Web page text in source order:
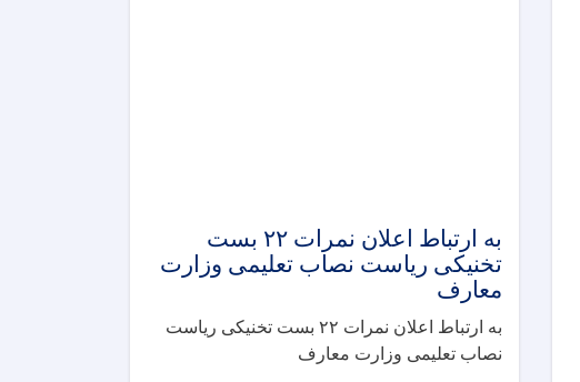
به ارتباط اعلان نمرات ۲۲ بست
تخنیکی ریاست نصاب تعلیمی وزارت
معارف
به ارتباط اعلان نمرات ۲۲ بست تخنیکی ریاست
نصاب تعلیمی وزارت معارف